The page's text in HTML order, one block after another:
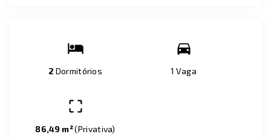
2 Dormitórios 1 Vaga
86,49 m²(Privativa)